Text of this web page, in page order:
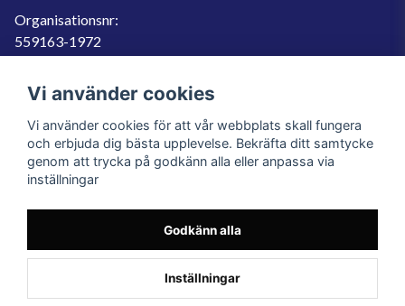
Organisationsnr:
559163-1972
SE559163197201
060-566 800
info@filter.se
559163-1972
© 2023 Filter.se, All rights reserved.
Vi använder cookies
Vi använder cookies för att vår webbplats skall fungera
och erbjuda dig bästa upplevelse. Bekräfta ditt samtycke
genom att trycka på godkänn alla eller anpassa via
inställningar
Godkänn alla
Inställningar